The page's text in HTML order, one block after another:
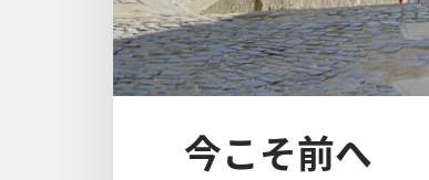
今こそ前へ